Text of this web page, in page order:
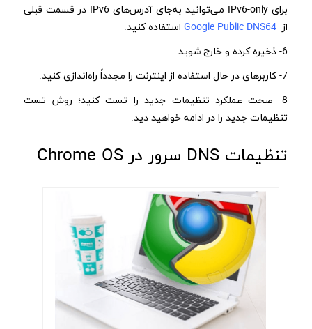
برای IPv6-only می‌توانید به‌جای آدرس‌های IPv6 در قسمت قبلی
ازGoogle Public DNS64 استفاده کنید.
6- ذخیره کرده و خارج شوید.
7- کاربر‌های در حال استفاده از اینترنت را مجدداً راه‌اندازی کنید.
8- صحت عملکرد تنظیمات جدید را تست کنید؛ روش تست
تنظیمات جدید را در ادامه خواهید دید.
تنظیمات DNS سرور در Chrome OS